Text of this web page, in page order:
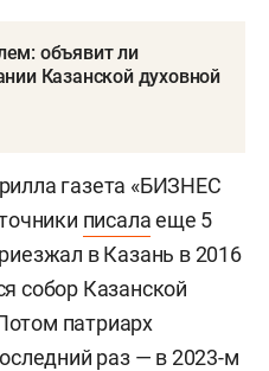
объявит ли
Казанской духовной
газета «БИЗНЕС
писалаеще 5
в Казань в 2016
собор Казанской
патриарх
раз — в 2023-м